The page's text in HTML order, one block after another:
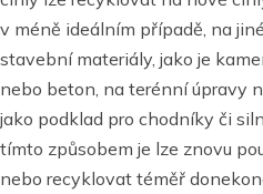
v méně ideálním případě, na jiné
stavební materiály, jako je
nebo beton, na terénní úpravy
jako podklad pro chodníky či
tímto způsobem je lze znovu
nebo recyklovat téměř